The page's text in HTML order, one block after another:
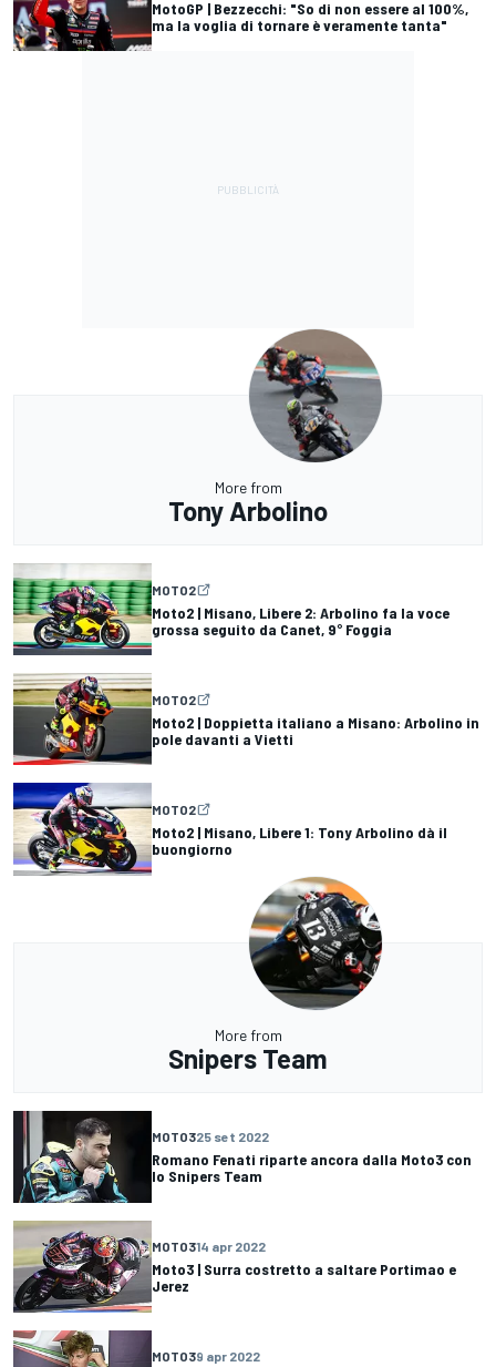
MotoGP | Bezzecchi: "So di non essere al 100%,
ma la voglia di tornare è veramente tanta"
More from
Tony Arbolino
MOTO2
Moto2 | Misano, Libere 2: Arbolino fa la voce
grossa seguito da Canet, 9° Foggia
MOTO2
Moto2 | Doppietta italiano a Misano: Arbolino in
pole davanti a Vietti
MOTO2
Moto2 | Misano, Libere 1: Tony Arbolino dà il
buongiorno
More from
Snipers Team
MOTO325 set 2022
Romano Fenati riparte ancora dalla Moto3 con
lo Snipers Team
MOTO314 apr 2022
Moto3 | Surra costretto a saltare Portimao e
Jerez
MOTO39 apr 2022